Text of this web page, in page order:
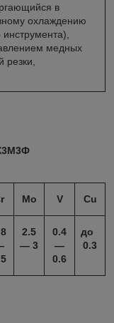
в
охлаждению
медных
Mo V Cu
2.5
― 3
0.4
―
0.6
до
0.3